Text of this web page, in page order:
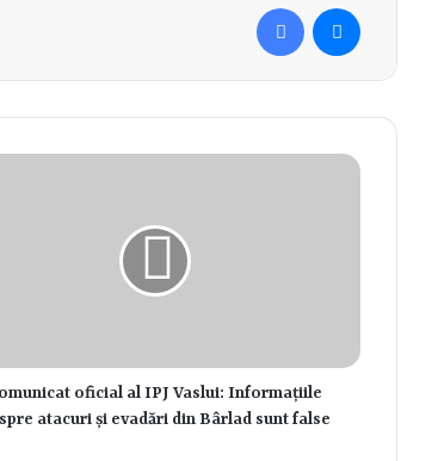
oficial al IPJ Vaslui: Informațiile
atacuri și evadări din Bârlad sunt false